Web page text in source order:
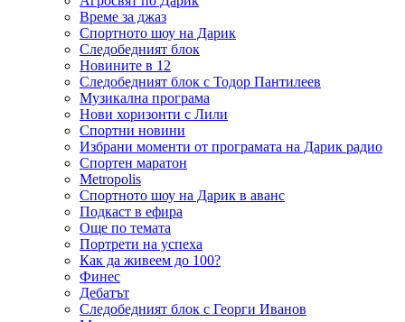
Време за джаз
Спортното шоу на Дарик
Следобедният блок
Новините в 12
Следобедният блок с Тодор Пантилеев
Музикална програма
Нови хоризонти с Лили
Спортни новини
Избрани моменти от програмата на Дарик радио
Спортен маратон
Metropolis
Спортното шоу на Дарик в аванс
Подкаст в ефира
Още по темата
Портрети на успеха
Как да живеем до 100?
Финес
Дебатът
Следобедният блок с Георги Иванов